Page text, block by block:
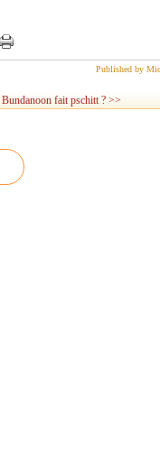
Published by
Bundanoon fait pschitt ? >>